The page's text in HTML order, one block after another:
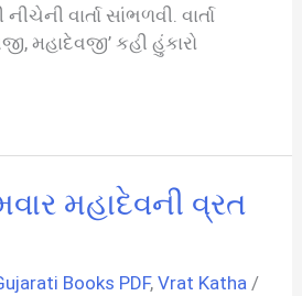
વાર્તા સાંભળવી. વાર્તા
મહાદેવજી’ કહી હુંકારો
મહાદેવની વ્રત
Books PDF,Vrat Katha /